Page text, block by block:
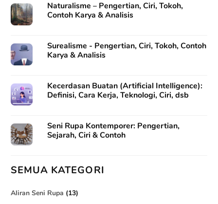
Naturalisme – Pengertian, Ciri, Tokoh,
Contoh Karya & Analisis
Surealisme - Pengertian, Ciri, Tokoh, Contoh
Karya & Analisis
Kecerdasan Buatan (Artificial Intelligence):
Definisi, Cara Kerja, Teknologi, Ciri, dsb
Seni Rupa Kontemporer: Pengertian,
Sejarah, Ciri & Contoh
SEMUA KATEGORI
Aliran Seni Rupa (13)